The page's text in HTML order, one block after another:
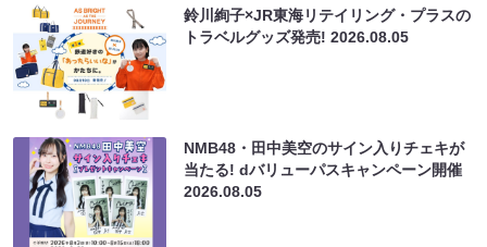
鈴川絢子×JR東海リテイリング・プラスの
トラベルグッズ発売!2026.08.05
NMB48・田中美空のサイン入りチェキが
当たる! dバリューパスキャンペーン開催
2026.08.05